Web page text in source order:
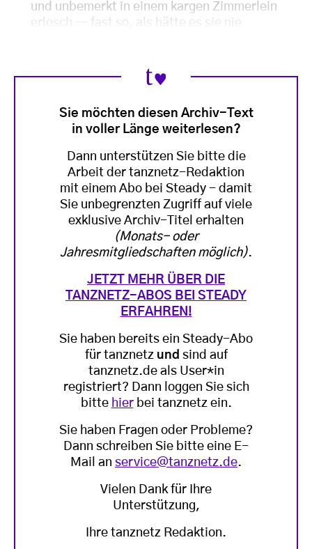
und unbemerkt in einem kargen Zimmerlein
erlosch — fast so, als hätte es sie nie
Sie möchten diesen Archiv-Text
in voller Länge weiterlesen?
Dann unterstützen Sie bitte die
Arbeit der tanznetz-Redaktion
mit einem Abo bei Steady - damit
Sie unbegrenzten Zugriff auf viele
exklusive Archiv-Titel erhalten
(Monats- oder
Jahresmitgliedschaften möglich).
JETZT MEHR ÜBER DIE
TANZNETZ-ABOS BEI STEADY
ERFAHREN!
Sie haben bereits ein Steady-Abo
für tanznetz und sind auf
tanznetz.de als User*in
registriert? Dann loggen Sie sich
bitte hierbei tanznetz ein.
Sie haben Fragen oder Probleme?
Dann schreiben Sie bitte eine E-
Mail an service@tanznetz.de.
Vielen Dank für Ihre
Unterstützung,
Ihre tanznetz Redaktion.